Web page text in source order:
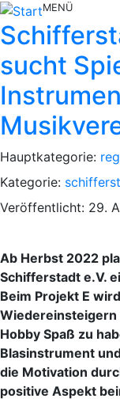
MENÜ
sucht
Hauptkategorie:
Kategorie:
Veröffentlicht: 29.
Ab Herbst 2022
Schifferstadt e.V.
Beim Projekt E
Wiedereinsteigern
Hobby Spaß zu
Blasinstrument
die Motivation
positive Aspekt